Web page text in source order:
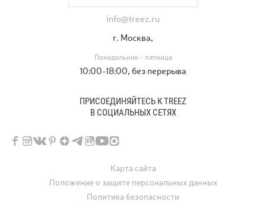
info@treez.ru
г. Москва,
Понедельник - пятница
10:00-18:00, без перерыва
ПРИСОЕДИНЯЙТЕСЬ К TREEZ
В СОЦИАЛЬНЫХ СЕТЯХ
Карта сайта
Положение о защите персональных данных
Политика безопасности